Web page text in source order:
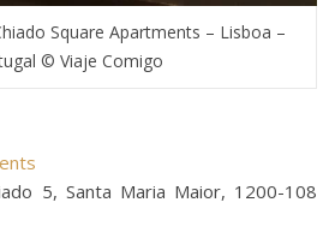
Square Apartments – Lisboa –
© Viaje Comigo
5, Santa Maria Maior, 1200-108